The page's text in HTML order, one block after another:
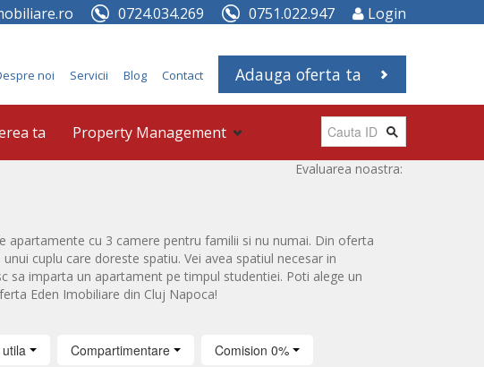
0724.034.269 0751.022.947 Login
noi Servicii Blog Contact Adauga oferta ta
ta Property Management
Evaluarea noastra:
apartamente cu 3 camere pentru familii si nu numai. Din oferta
cuplu care doreste spatiu. Vei avea spatiul necesar in
imparta un apartament pe timpul studentiei. Poti alege un
Eden Imobiliare din Cluj Napoca!
Compartimentare Comision 0%